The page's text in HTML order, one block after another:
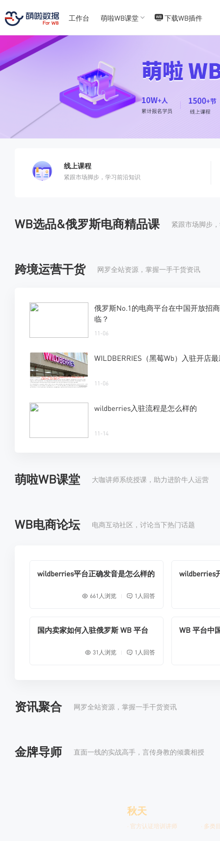
工作台 萌啦WB课堂 下载WB插件
线上课程
紧跟市场脚步，学习前沿知识
WB选品&俄罗斯电商精品课 紧跟市场脚步
跨境运营干货 网罗全站资源，掌握一手干货资讯
俄罗斯No.1的电商平台在中国开放招
临？
11-06
WILDBERRIES（黑莓Wb）入驻开店
11-06
wildberries入驻流程是怎么样的
11-14
萌啦WB课堂 大咖讲师系统授课，助力进阶牛人运营
WB电商论坛 电商互动社区，讨论当下热门话题
wildberries平台正确发音是怎么样的
661人浏览 | 1人回答
wildberries
国内卖家如何入驻俄罗斯 WB 平台
31人浏览 | 1人回答
WB 平台中
资讯聚合 网罗全站资源，掌握一手干货资讯
金牌导师 直面一线的实战高手，言传身教的倾囊相授
秋天
· 官方认证培训讲师 · 多类